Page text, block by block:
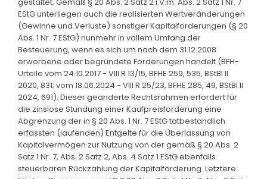
EStG unterliegen auch die realisierten Wertveränderungen
(Gewinne und Verluste) sonstiger Kapitalforderungen (§ 20
Abs. 1 Nr. 7 EStG) nunmehr in vollem Umfang der
Besteuerung, wenn es sich um nach dem 31.12.2008
erworbene oder begründete Forderungen handelt (BFH-
Urteile vom 24.10.2017 - VIII R 13/15, BFHE 259, 535, BStBl II
2020, 831; vom 18.06.2024 - VIII R 25/23, BFHE 285, 49, BStBl II
2024, 691). Dieser geänderte Rechtsrahmen erfordert für
die zinslose Stundung einer Kaufpreisforderung eine
Abgrenzung der in § 20 Abs. 1 Nr. 7 EStG tatbestandlich
erfassten (laufenden) Entgelte für die Überlassung von
Kapitalvermögen zur Nutzung von der gemäß § 20 Abs. 2
Satz 1 Nr. 7, Abs. 2 Satz 2, Abs. 4 Satz 1 EStG ebenfalls
steuerbaren Rückzahlung der Kapitalforderung. Letztere